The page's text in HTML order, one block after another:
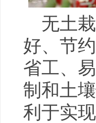
无土
好、节
省工、
制和土
利于实